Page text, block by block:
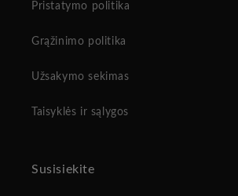
Pristatymo politika
Grąžinimo politika
Užsakymo sekimas
Taisyklės ir sąlygos
Susisiekite